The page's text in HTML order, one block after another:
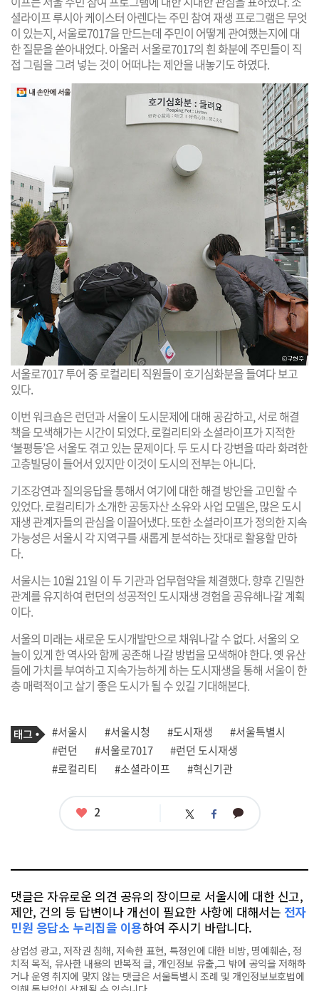
셜라이프 루시아 케이스터 아렌다는 주민 참여 재생 프로그램은 무엇
이 있는지, 서울로7017을 만드는데 주민이 어떻게 관여했는지에 대
한 질문을 쏟아내었다. 아울러 서울로7017의 흰 화분에 주민들이 직
접 그림을 그려 넣는 것이 어떠냐는 제안을 내놓기도 하였다.
서울로7017 투어 중 로컬리티 직원들이 호기심화분을 들여다 보고
있다.
이번 워크숍은 런던과 서울이 도시문제에 대해 공감하고, 서로 해결
책을 모색해가는 시간이 되었다. 로컬리티와 소셜라이프가 지적한
‘불평등’은 서울도 겪고 있는 문제이다. 두 도시 다 강변을 따라 화려한
고층빌딩이 들어서 있지만 이것이 도시의 전부는 아니다.
기조강연과 질의응답을 통해서 여기에 대한 해결 방안을 고민할 수
있었다. 로컬리티가 소개한 공동자산 소유와 사업 모델은, 많은 도시
재생 관계자들의 관심을 이끌어냈다. 또한 소셜라이프가 정의한 지속
가능성은 서울시 각 지역구를 새롭게 분석하는 잣대로 활용할 만하
다.
서울시는 10월 21일 이 두 기관과 업무협약을 체결했다. 향후 긴밀한
관계를 유지하여 런던의 성공적인 도시재생 경험을 공유해나갈 계획
이다.
서울의 미래는 새로운 도시개발만으로 채워나갈 수 없다. 서울의 오
늘이 있게 한 역사와 함께 공존해 나갈 방법을 모색해야 한다. 옛 유산
들에 가치를 부여하고 지속가능하게 하는 도시재생을 통해 서울이 한
층 매력적이고 살기 좋은 도시가 될 수 있길 기대해본다.
기
사
관
련
태
태
그
#서울시 #서울시청 #도시재생
#서울특별시
#런던
#서울로7017
#런던 도시재생
#로컬리티
#소셜라이프 #혁신기관
좋
2 트 페 카
댓글은 자유로운 의견 공유의 장이므로 서울시에 대한 신고,
제안, 건의 등 답변이나 개선이 필요한 사항에 대해서는 전자
민원 응답소 누리집을 이용하여 주시기 바랍니다.
상업성 광고, 저작권 침해, 저속한 표현, 특정인에 대한 비방, 명예훼손, 정
치적 목적, 유사한 내용의 반복적 글, 개인정보 유출,그 밖에 공익을 저해하
거나 운영 취지에 맞지 않는 댓글은 서울특별시 조례 및 개인정보보호법에